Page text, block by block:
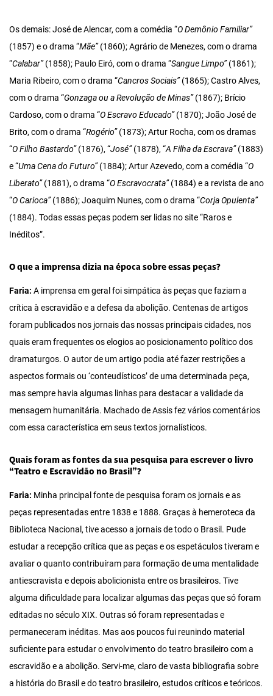
Os demais: José de Alencar, com a comédia “O Demônio Familiar”
(1857) e o drama “Mãe”(1860); Agrário de Menezes, com o drama
“Calabar”(1858); Paulo Eiró, com o drama “Sangue Limpo”(1861);
Maria Ribeiro, com o drama “Cancros Sociais”(1865); Castro Alves,
com o drama “Gonzaga ou a Revolução de Minas”(1867); Brício
Cardoso, com o drama “O Escravo Educado”(1870); João José de
Brito, com o drama “Rogério”(1873); Artur Rocha, com os dramas
“O Filho Bastardo”(1876), “José”(1878), “A Filha da Escrava”(1883)
e “Uma Cena do Futuro”(1884); Artur Azevedo, com a comédia “O
Liberato”(1881), o drama “O Escravocrata”(1884) e a revista de ano
“O Carioca”(1886); Joaquim Nunes, com o drama “Corja Opulenta”
(1884). Todas essas peças podem ser lidas no site “Raros e
Inéditos”.
O que a imprensa dizia na época sobre essas peças?
Faria: A imprensa em geral foi simpática às peças que faziam a
crítica à escravidão e a defesa da abolição. Centenas de artigos
foram publicados nos jornais das nossas principais cidades, nos
quais eram frequentes os elogios ao posicionamento político dos
dramaturgos. O autor de um artigo podia até fazer restrições a
aspectos formais ou ‘conteudísticos’ de uma determinada peça,
mas sempre havia algumas linhas para destacar a validade da
mensagem humanitária. Machado de Assis fez vários comentários
com essa característica em seus textos jornalísticos.
Quais foram as fontes da sua pesquisa para escrever o livro
“Teatro e Escravidão no Brasil”?
Faria: Minha principal fonte de pesquisa foram os jornais e as
peças representadas entre 1838 e 1888. Graças à hemeroteca da
Biblioteca Nacional, tive acesso a jornais de todo o Brasil. Pude
estudar a recepção crítica que as peças e os espetáculos tiveram e
avaliar o quanto contribuíram para formação de uma mentalidade
antiescravista e depois abolicionista entre os brasileiros. Tive
alguma dificuldade para localizar algumas das peças que só foram
editadas no século XIX. Outras só foram representadas e
permaneceram inéditas. Mas aos poucos fui reunindo material
suficiente para estudar o envolvimento do teatro brasileiro com a
escravidão e a abolição. Servi-me, claro de vasta bibliografia sobre
a história do Brasil e do teatro brasileiro, estudos críticos e teóricos.